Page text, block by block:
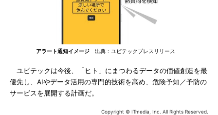
アラート通知イメージ 出典：ユビテックプレスリリース
ユビテックは今後、「ヒト」にまつわるデータの価値創造を最
優先し、AIやデータ活用の専門的技術を高め、危険予知／予防の
サービスを展開する計画だ。
Copyright © ITmedia, Inc. All Rights Reserved.